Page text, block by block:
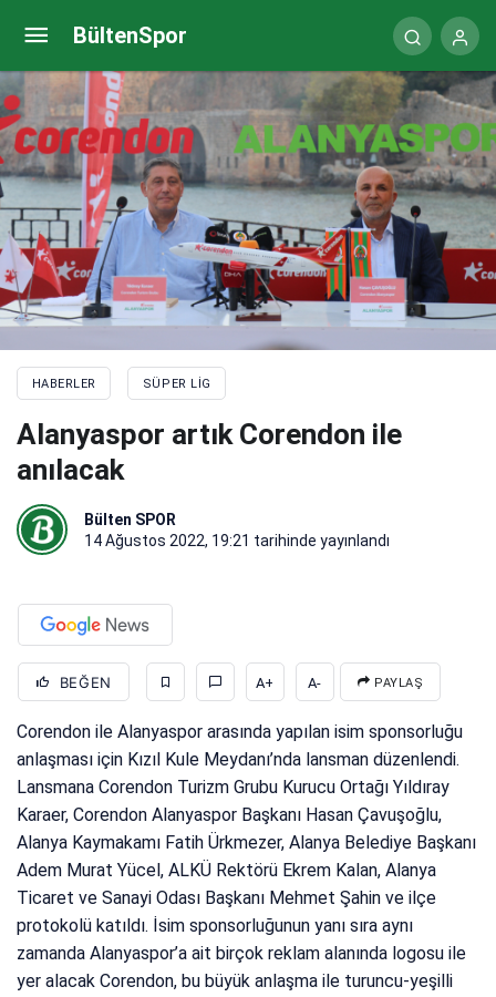
BültenSpor
HABERLER SÜPER LIG
Alanyaspor artık Corendon ile
anılacak
Bülten SPOR
14 Ağustos 2022, 19:21 tarihinde yayınlandı
BEĞEN A+ A- PAYLAŞ
Corendon ile Alanyaspor arasında yapılan isim sponsorluğu
anlaşması için Kızıl Kule Meydanı’nda lansman düzenlendi.
Lansmana Corendon Turizm Grubu Kurucu Ortağı Yıldıray
Karaer, Corendon Alanyaspor Başkanı Hasan Çavuşoğlu,
Alanya Kaymakamı Fatih Ürkmezer, Alanya Belediye Başkanı
Adem Murat Yücel, ALKÜ Rektörü Ekrem Kalan, Alanya
Ticaret ve Sanayi Odası Başkanı Mehmet Şahin ve ilçe
protokolü katıldı. İsim sponsorluğunun yanı sıra aynı
zamanda Alanyaspor’a ait birçok reklam alanında logosu ile
yer alacak Corendon, bu büyük anlaşma ile turuncu-yeşilli
(ÖZET) Gaziantep FK – Ankaragücü maç sonucu: 1-